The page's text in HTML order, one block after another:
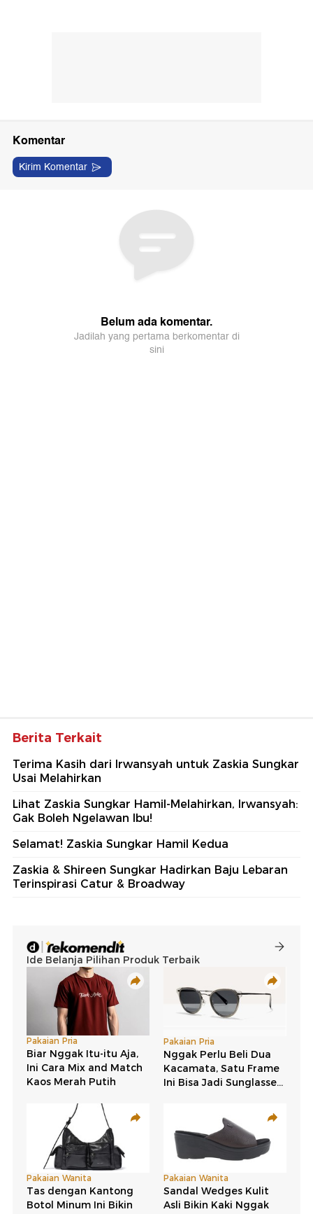
Berita Terkait
Terima Kasih dari Irwansyah untuk Zaskia Sungkar
Usai Melahirkan
Lihat Zaskia Sungkar Hamil-Melahirkan, Irwansyah:
Gak Boleh Ngelawan Ibu!
Selamat! Zaskia Sungkar Hamil Kedua
Zaskia & Shireen Sungkar Hadirkan Baju Lebaran
Terinspirasi Catur & Broadway